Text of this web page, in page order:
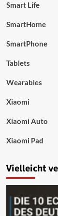
Smart Life
SmartHome
SmartPhone
Tablets
Wearables
Xiaomi
Xiaomi Auto
Xiaomi Pad
Vielleicht